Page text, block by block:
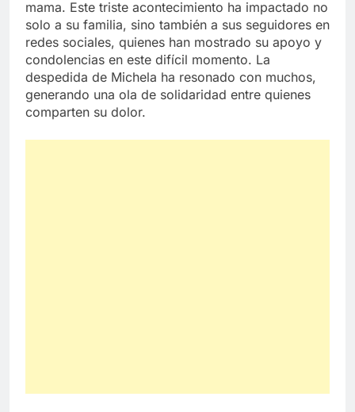
mama. Este triste acontecimiento ha impactado no
solo a su familia, sino también a sus seguidores en
redes sociales, quienes han mostrado su apoyo y
condolencias en este difícil momento. La
despedida de Michela ha resonado con muchos,
generando una ola de solidaridad entre quienes
comparten su dolor.